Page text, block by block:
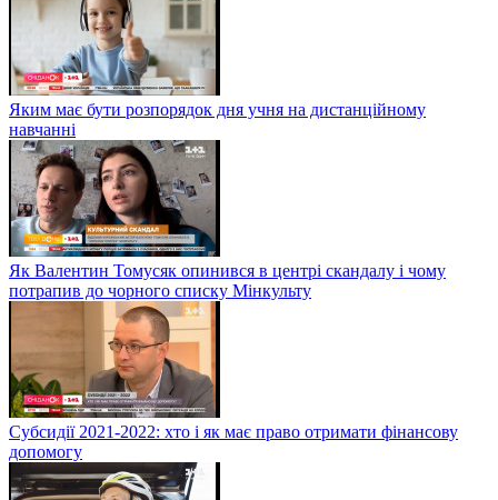
Яким має бути розпорядок дня учня на дистанційному
навчанні
Як Валентин Томусяк опинився в центрі скандалу і чому
потрапив до чорного списку Мінкульту
Субсидії 2021-2022: хто і як має право отримати фінансову
допомогу